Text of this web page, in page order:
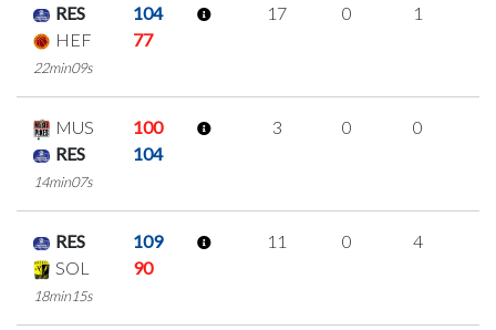
RES
104
HEF
77
22min09s
17 0 1
MUS
100
RES
104
14min07s
3 0 0
RES
109
SOL
90
18min15s
11 0 4